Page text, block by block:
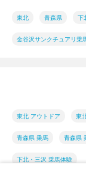
東北 青森県 下
金谷沢サンクチュアリ乗
東北 アウトドア 東
青森県 乗馬 青森県
下北・三沢 乗馬体験